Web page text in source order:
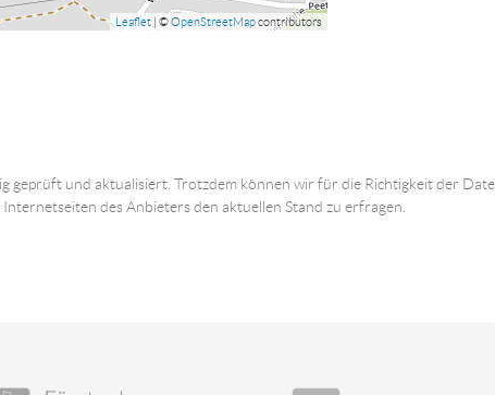
Leaflet | ©OpenStreetMapcontributors
geprüft und aktualisiert. Trotzdem können wir für die Richtigkeit der
des Anbieters den aktuellen Stand zu erfragen.